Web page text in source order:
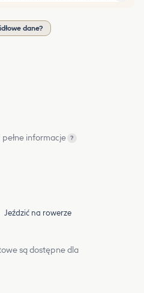
dane?
informacje ?
Jeździć na rowerze
są dostępne dla